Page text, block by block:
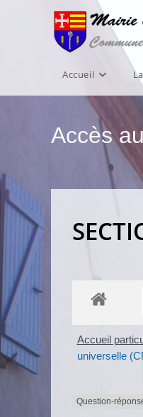
Accueil
Accès
Accueil
universelle
Question-